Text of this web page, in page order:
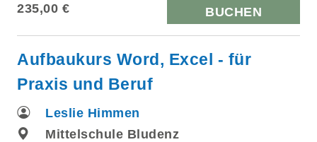
235,00 € BUCHEN
Aufbaukurs Word, Excel - für
Praxis und Beruf
Leslie Himmen
Mittelschule Bludenz